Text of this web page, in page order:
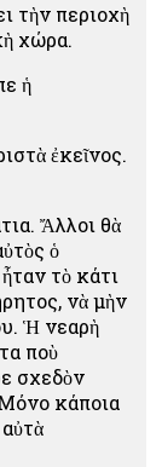
τὴν περιοχὴ
χώρα.
ἡ
ἐκεῖνος.
Ἄλλοι θὰ
ὁ
τὸ κάτι
νὰ μὴν
Ἡ νεαρὴ
ποὺ
σχεδὸν
κάποια